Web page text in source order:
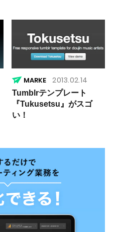
2013.02.14
Tumblrテンプレート
『Tukusetsu』がスゴ
い！